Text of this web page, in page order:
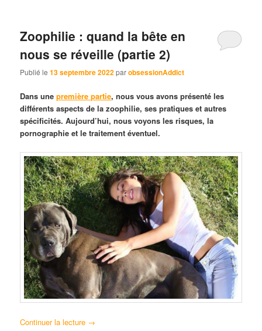
Zoophilie : quand la bête en
nous se réveille (partie 2)
Publié le13 septembre 2022parobsessionAddict
Dans unepremière partie, nous vous avons présenté les
différents aspects de la zoophilie, ses pratiques et autres
spécificités. Aujourd’hui, nous voyons les risques, la
pornographie et le traitement éventuel.
Continuer la lecture →